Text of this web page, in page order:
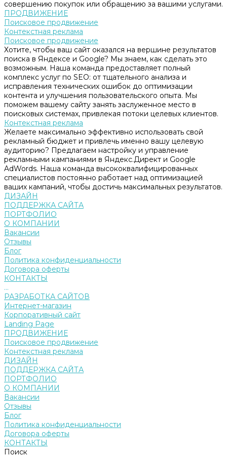
совершению покупок или обращению за вашими услугами.
ПРОДВИЖЕНИЕ
Поисковое продвижение
Контекстная реклама
Поисковое продвижение
Хотите, чтобы ваш сайт оказался на вершине результатов
поиска в Яндексе и Google? Мы знаем, как сделать это
возможным. Наша команда предоставляет полный
комплекс услуг по SEO: от тщательного анализа и
исправления технических ошибок до оптимизации
контента и улучшения пользовательского опыта. Мы
поможем вашему сайту занять заслуженное место в
поисковых системах, привлекая потоки целевых клиентов.
Контекстная реклама
Желаете максимально эффективно использовать свой
рекламный бюджет и привлечь именно вашу целевую
аудиторию? Предлагаем настройку и управление
рекламными кампаниями в Яндекс.Директ и Google
AdWords. Наша команда высококвалифицированных
специалистов постоянно работает над оптимизацией
ваших кампаний, чтобы достичь максимальных результатов.
ДИЗАЙН
ПОДДЕРЖКА САЙТА
ПОРТФОЛИО
О КОМПАНИИ
Вакансии
Отзывы
Блог
Политика конфиденциальности
Договора оферты
КОНТАКТЫ
...
РАЗРАБОТКА САЙТОВ
Интернет-магазин
Корпоративный сайт
Landing Page
ПРОДВИЖЕНИЕ
Поисковое продвижение
Контекстная реклама
ДИЗАЙН
ПОДДЕРЖКА САЙТА
ПОРТФОЛИО
О КОМПАНИИ
Вакансии
Отзывы
Блог
Политика конфиденциальности
Договора оферты
КОНТАКТЫ
Поиск